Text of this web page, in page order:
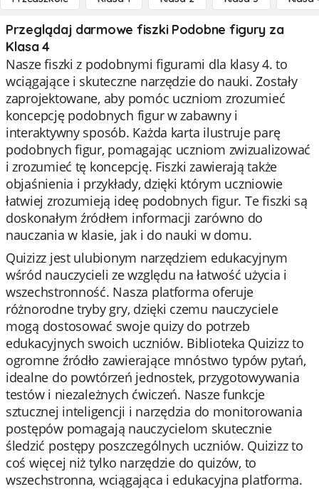
Przeglądaj darmowe fiszki Podobne figury za
Klasa 4
Nasze fiszki z podobnymi figurami dla klasy 4. to
wciągające i skuteczne narzędzie do nauki. Zostały
zaprojektowane, aby pomóc uczniom zrozumieć
koncepcję podobnych figur w zabawny i
interaktywny sposób. Każda karta ilustruje parę
podobnych figur, pomagając uczniom zwizualizować
i zrozumieć tę koncepcję. Fiszki zawierają także
objaśnienia i przykłady, dzięki którym uczniowie
łatwiej zrozumieją ideę podobnych figur. Te fiszki są
doskonałym źródłem informacji zarówno do
nauczania w klasie, jak i do nauki w domu.
Quizizz jest ulubionym narzędziem edukacyjnym
wśród nauczycieli ze względu na łatwość użycia i
wszechstronność. Nasza platforma oferuje
różnorodne tryby gry, dzięki czemu nauczyciele
mogą dostosować swoje quizy do potrzeb
edukacyjnych swoich uczniów. Biblioteka Quizizz to
ogromne źródło zawierające mnóstwo typów pytań,
idealne do powtórzeń jednostek, przygotowywania
testów i niezależnych ćwiczeń. Nasze funkcje
sztucznej inteligencji i narzędzia do monitorowania
postępów pomagają nauczycielom skutecznie
śledzić postępy poszczególnych uczniów. Quizizz to
coś więcej niż tylko narzędzie do quizów, to
wszechstronna, wciągająca i edukacyjna platforma.